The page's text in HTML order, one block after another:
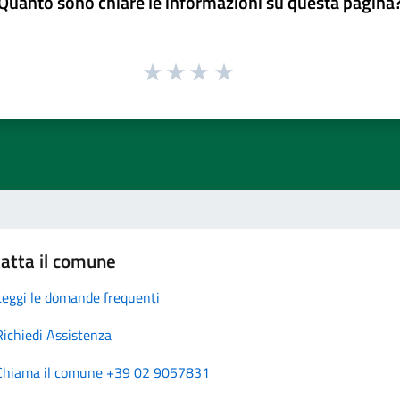
il comune
le domande frequenti
Assistenza
il comune +39 02 9057831